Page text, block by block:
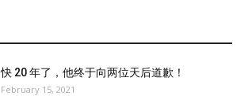
快 20 年了，他终于向两位天后道歉！
February 15, 2021